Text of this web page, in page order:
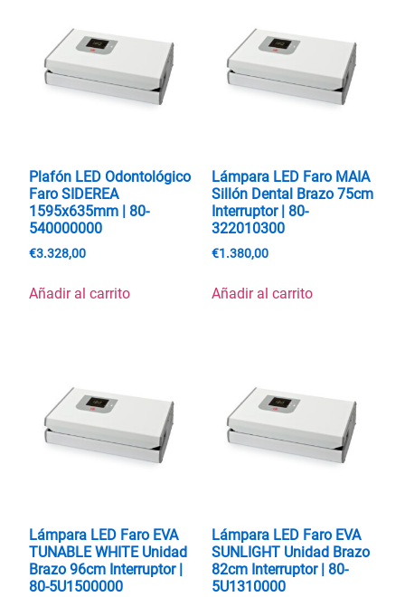
Plafón LED Odontológico
Faro SIDEREA
1595x635mm | 80-
540000000
€3.328,00
Añadir al carrito
Lámpara LED Faro MAIA
Sillón Dental Brazo 75cm
Interruptor | 80-
322010300
€1.380,00
Añadir al carrito
Lámpara LED Faro EVA
TUNABLE WHITE Unidad
Brazo 96cm Interruptor |
80-5U1500000
Lámpara LED Faro EVA
SUNLIGHT Unidad Brazo
82cm Interruptor | 80-
5U1310000